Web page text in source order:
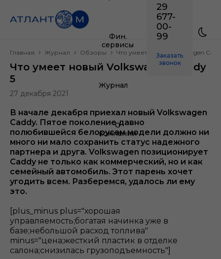
Фин.
сервисы
Журнал
О
компании
29
677-
00-
99
Заказать
звонок
Главная Журнал Обзоры Что умеет новый Volkswagen
Что умеет новый Volkswagen Caddy
5
27 декабря 2021
В начале декабря приехал новый Volkswagen
Caddy. Пятое поколение давно
полюбившейся белорусам модели должно ни
много ни мало сохранить статус надежного
партнера и друга. Volkswagen позиционирует
Caddy не только как коммерческий, но и как
семейный автомобиль. Этот парень хочет
угодить всем. Разберемся, удалось ли ему
это.
[plus_minus plus="хорошая
управляемость;богатая начинка уже в
базе;небольшой расход топлива"
minus="цена;жесткий пластик в отделке
салона;снизилась грузоподъемность"]